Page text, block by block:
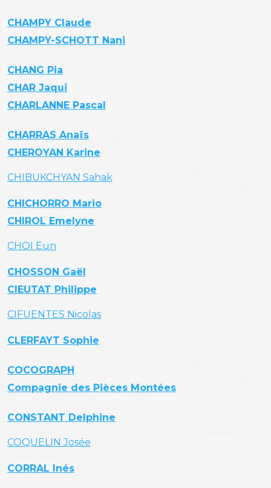
CHAMPY Claude
CHAMPY-SCHOTT Nani
CHANG Pia
CHAR Jaqui
CHARLANNE Pascal
CHARRAS Anaïs
CHEROYAN Karine
CHIBUKCHYAN Sahak
CHICHORRO Mario
CHIROL Emelyne
CHOI Eun
CHOSSON Gaël
CIEUTAT Philippe
CIFUENTES Nicolas
CLERFAYT Sophie
COCOGRAPH
Compagnie des Pièces Montées
CONSTANT Delphine
COQUELIN Josée
CORRAL Inés